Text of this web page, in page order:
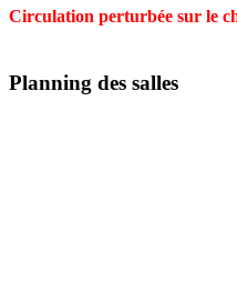
Circulation perturbée sur le
Planning des salles